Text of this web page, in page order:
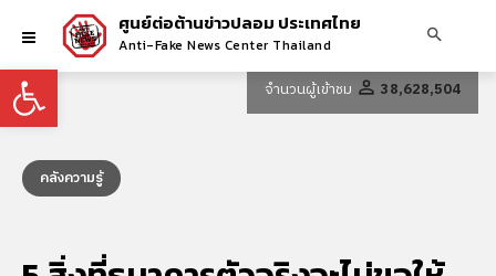
Open toolbar
ศูนย์ต่อต้านข่าวปลอม ประเทศไทย
Anti-Fake News Center Thailand
จำนวนผู้เข้าชม 38,628,504
คลังความรู้